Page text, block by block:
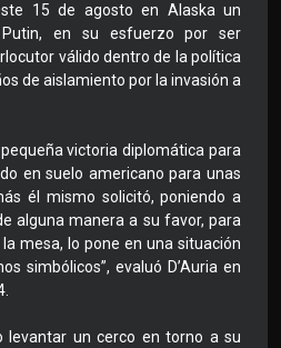
15 de agosto en Alaska un
en su esfuerzo por ser
válido dentro de la política
de aislamiento por la invasión a
victoria diplomática para
en suelo americano para unas
él mismo solicitó, poniendo a
alguna manera a su favor, para
mesa, lo pone en una situación
simbólicos”, evaluó D’Auria en
levantar un cerco en torno a su